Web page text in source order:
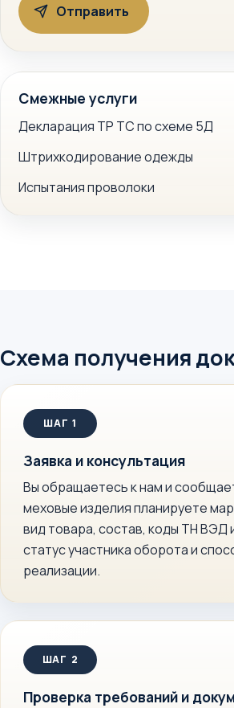
Смежные услуги
Декларация ТР ТС по схеме 5Д
Штрихкодирование одежды
Испытания проволоки
Схема получения
Заявка и консультация
Вы обращаетесь к нам и
меховые изделия планируете
вид товара, состав, коды ТН ВЭД
статус участника оборота и
реализации.
Проверка требований и